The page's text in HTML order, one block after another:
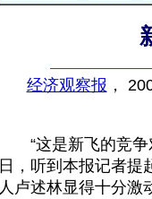
经济观察报 ，
“这是新飞的竞争
日，听到本报记者提
人卢述林显得十分激